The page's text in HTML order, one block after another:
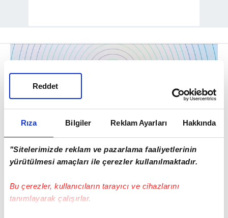
Rıza Bilgiler Reklam Ayarları Hakkında
"Sitelerimizde reklam ve pazarlama faaliyetlerinin
yürütülmesi amaçları ile çerezler kullanılmaktadır.
Bu çerezler, kullanıcıların tarayıcı ve cihazlarını
tanımlayarak çalışırlar.
Reddet
UYGULAMAYA ODAKLANACAK